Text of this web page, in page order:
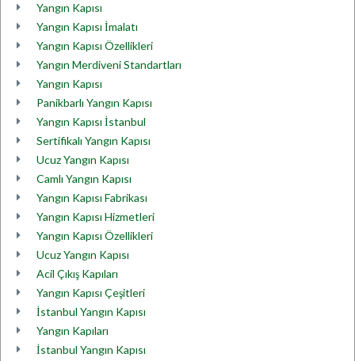
Yangın Kapısı
Yangın Kapısı İmalatı
Yangın Kapısı Özellikleri
Yangın Merdiveni Standartları
Yangın Kapısı
Panikbarlı Yangın Kapısı
Yangın Kapısı İstanbul
Sertifikalı Yangın Kapısı
Ucuz Yangın Kapısı
Camlı Yangın Kapısı
Yangın Kapısı Fabrikası
Yangın Kapısı Hizmetleri
Yangın Kapısı Özellikleri
Ucuz Yangın Kapısı
Acil Çıkış Kapıları
Yangın Kapısı Çeşitleri
İstanbul Yangın Kapısı
Yangın Kapıları
İstanbul Yangın Kapısı